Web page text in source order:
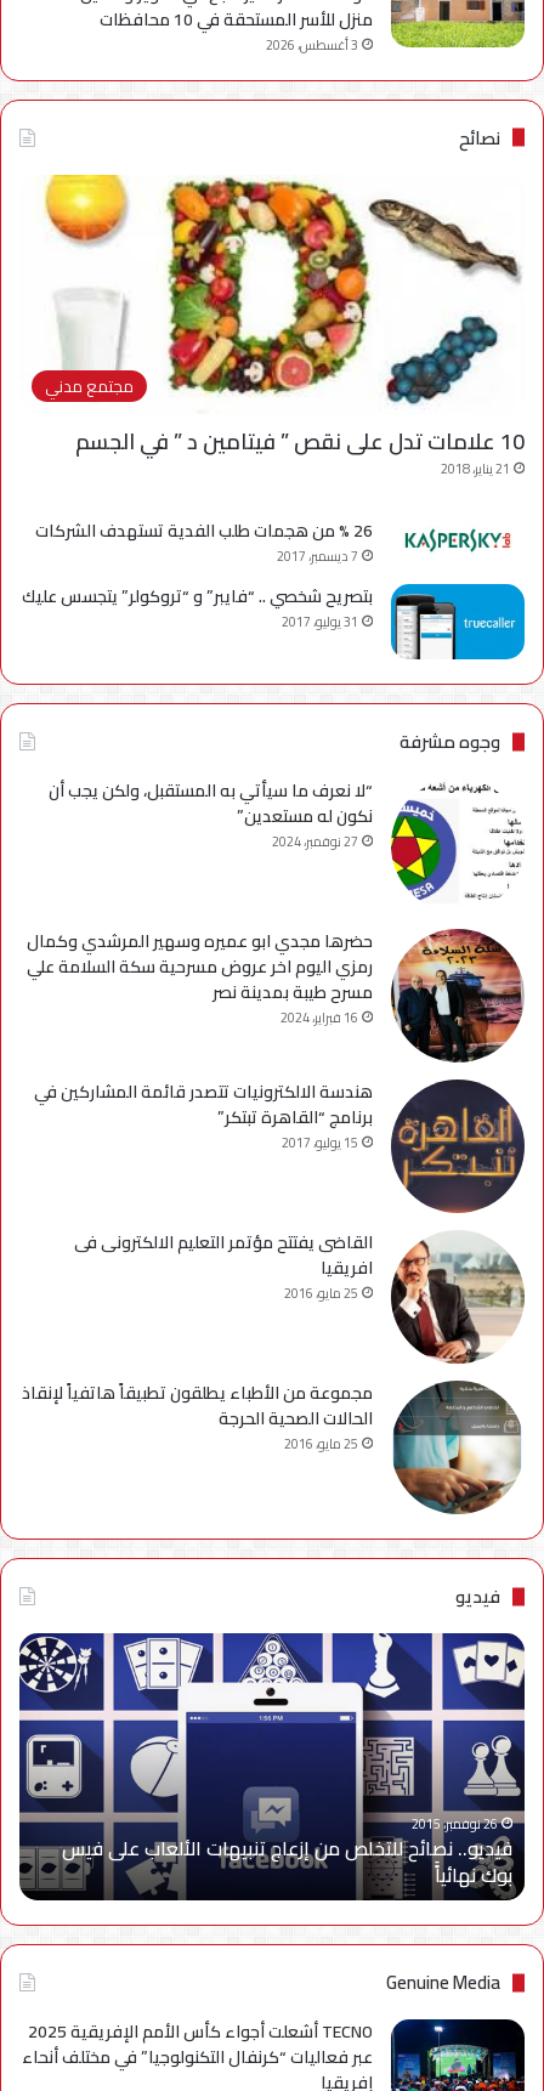
منزل للأسر المستحقة في 10 محافظات
3 أغسطس، 2026
نصائح
مجتمع مدني
10 علامات تدل على نقص ” فيتامين د ” في الجسم
21 يناير، 2018
26 % من هجمات طلب الفدية تستهدف الشركات
7 ديسمبر، 2017
بتصريح شخصي .. “فايبر” و “تروكولر” يتجسس عليك
31 يوليو، 2017
وجوه مشرفة
“لا نعرف ما سيأتي به المستقبل، ولكن يجب أن
نكون له مستعدين”
27 نوفمبر، 2024
حضرها مجدي ابو عميره وسهير المرشدي وكمال
رمزي اليوم اخر عروض مسرحية سكة السلامة علي
مسرح طيبة بمدينة نصر
16 فبراير، 2024
هندسة الالكترونيات تتصدر قائمة المشاركين في
برنامج “القاهرة تبتكر”
15 يوليو، 2017
القاضى يفتتح مؤتمر التعليم الالكترونى فى
افريقيا
25 مايو، 2016
مجموعة من الأطباء يطلقون تطبيقاً هاتفياً لإنقاذ
الحالات الصحية الحرجة
25 مايو، 2016
فيديو
فيديو..
نصائح
للتخلص
من
إزعاج
تنبيهات
الألعاب
على
فيس
بوك
نهائياًَ
26 نوفمبر، 2015
فيديو.. نصائح للتخلص من إزعاج تنبيهات الألعاب على فيس
بوك نهائياًَ
Genuine Media
TECNO أشعلت أجواء كأس الأمم الإفريقية 2025
عبر فعاليات “كرنفال التكنولوجيا” في مختلف أنحاء
إفريقيا